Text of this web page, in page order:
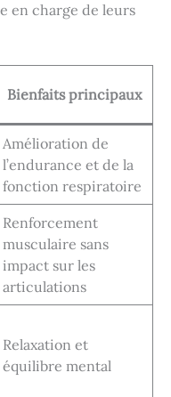
en charge de leurs
Bienfaits principaux
Amélioration de
l’endurance et de la
fonction respiratoire
Renforcement
musculaire sans
impact sur les
articulations
Relaxation et
équilibre mental